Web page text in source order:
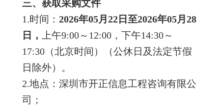
三、获取采购文件
1.时间： 2026年05月 22日至2026年05月 28
日，
上午9:00～12:00，下午14:30～
17:30（北京时间）（公休日及法定节假
日除外）。
2.地点：深圳市开正信息工程咨询有限公
司；